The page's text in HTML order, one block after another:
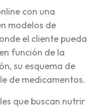
con una
modelos de
el cliente pueda
función de la
su esquema de
de medicamentos.
que buscan nutrir